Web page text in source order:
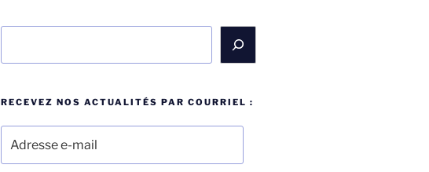
RECEVEZ NOS ACTUALITÉS PAR COURRIEL :
mail